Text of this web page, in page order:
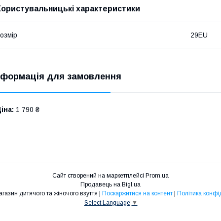
характеристики
29EU
для замовлення
1 790 ₴
Сайт створений на маркетплейсі Prom.ua
Продавець на Bigl.ua
Інтернет-магазин дитячого та жіночого взуття | Поскаржитися на контент | Політика
Select Language ▼